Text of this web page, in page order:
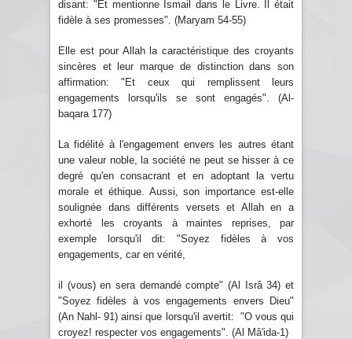
disant: "Et mentionne Ismail dans le Livre. Il était
fidèle à ses promesses". (Maryam 54-55)
Elle est pour Allah la caractéristique des croyants
sincères et leur marque de distinction dans son
affirmation: "Et ceux qui remplissent leurs
engagements lorsqu'ils se sont engagés". (Al-
baqara 177)
La fidélité à l'engagement envers les autres étant
une valeur noble, la société ne peut se hisser à ce
degré qu'en consacrant et en adoptant la vertu
morale et éthique. Aussi, son importance est-elle
soulignée dans différents versets et Allah en a
exhorté les croyants à maintes reprises, par
exemple lorsqu'il dit: "Soyez fidèles à vos
engagements, car en vérité,
il (vous) en sera demandé compte" (Al Isrâ 34) et
"Soyez fidèles à vos engagements envers Dieu"
(An Nahl- 91) ainsi que lorsqu'il avertit: "O vous qui
croyez! respecter vos engagements". (Al Mâ'ida-1)